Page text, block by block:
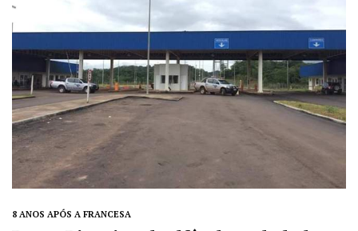
8 ANOS APÓS A FRANCESA